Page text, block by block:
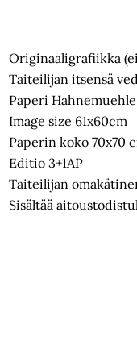
Originaaligrafiikka
Taiteilijan itsensä
Paperi
Image size 61x60cm
Paperin koko 70x70
Editio 3+1AP
Taiteilijan
Sisältää